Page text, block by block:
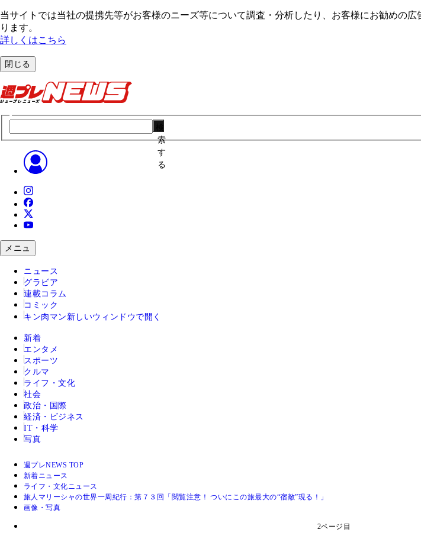
当サイトでは当社の提携先等がお客様のニーズ等について調査・分析したり、お客様にお勧めの
ります。
詳しくはこちら
閉じる
索
す
る
メニュ
ニュース
グラビア
連載コラム
コミック
キン肉マン 新しいウィンドウで開く
新着
エンタメ
スポーツ
クルマ
ライフ・文化
社会
政治・国際
経済・ビジネス
IT・科学
写真
週プレNEWS TOP
新着ニュース
ライフ・文化ニュース
旅人マリーシャの世界一周紀行：第７３回「閲覧注意！ ついにこの旅最大の“宿敵”現る！」
画像・写真
2ページ目